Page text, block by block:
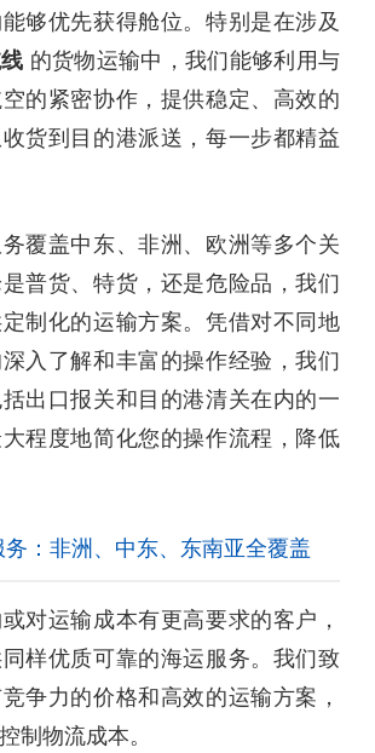
够优先获得舱位。特别是在涉及
的货物运输中，我们能够利用与
的紧密协作，提供稳定、高效的
货到目的港派送，每一步都精益
覆盖中东、非洲、欧洲等多个关
普货、特货，还是危险品，我们
制化的运输方案。凭借对不同地
入了解和丰富的操作经验，我们
出口报关和目的港清关在内的一
程度地简化您的操作流程，降低
：非洲、中东、东南亚全覆盖
对运输成本有更高要求的客户，
样优质可靠的海运服务。我们致
争力的价格和高效的运输方案，
制物流成本。